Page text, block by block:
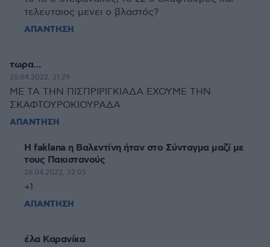
τελευταιος μενει ο βλαστός?
ΑΠΑΝΤΗΣΗ
τωρα...
26.04.2022, 21:29
ΜΕ ΤΑ ΤΗΝ ΠΙΣΠΡΙΡΙΓΚΙΑΔΑ ΕΧΟΥΜΕ ΤΗΝ
ΣΚΑΦΤΟΥΡΟΚΙΟΥΡΑΔΑ
ΑΠΑΝΤΗΣΗ
H faklana η Bαλεvτίvη ήταν στο Σύνταγμα μαζί με
τους Πακισταvoύς
26.04.2022, 22:05
+1
ΑΠΑΝΤΗΣΗ
έλα Καρανίκα